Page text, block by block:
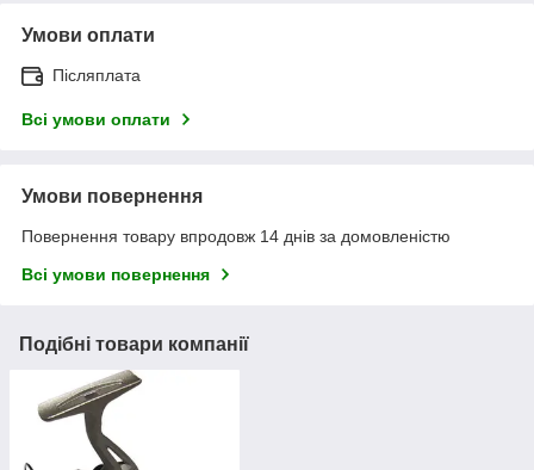
Умови оплати
Післяплата
Всі умови оплати
Умови повернення
Повернення товару впродовж 14 днів за домовленістю
Всі умови повернення
Подібні товари компанії